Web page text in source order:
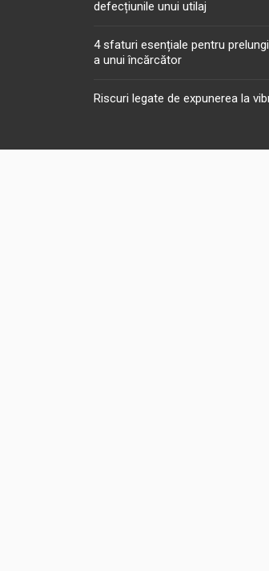
defecțiunile unui utilaj
4 sfaturi esențiale pentru
a unui încărcător
Riscuri legate de expunerea la